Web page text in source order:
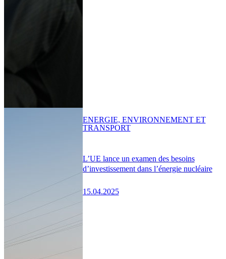
L’UE lance un examen des besoins
d’investissement dans l’énergie nucléaire
15.04.2025
ENERGIE, ENVIRONNEMENT ET
TRANSPORT